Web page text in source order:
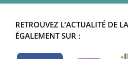
RETROUVEZ L’ACTUALITÉ DE
ÉGALEMENT SUR :